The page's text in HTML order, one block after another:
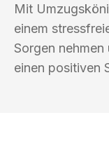
Mit
einem
Sorgen
einen positiven